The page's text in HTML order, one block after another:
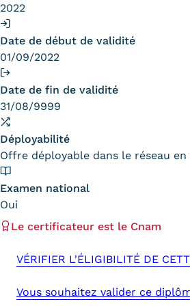
2022
Date de début de validité
01/09/2022
Date de fin de validité
31/08/9999
Déployabilité
Offre déployable dans le réseau
Examen national
Oui
Le certificateur est le Cnam
VÉRIFIER L'ÉLIGIBILITÉ DE
Vous souhaitez valider ce